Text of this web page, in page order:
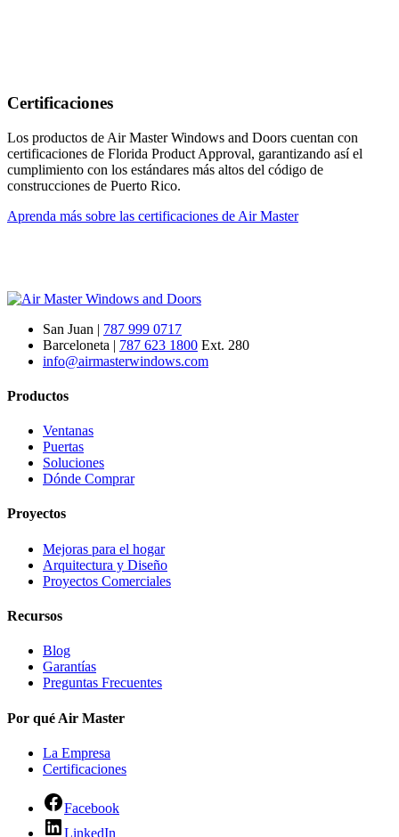
Certificaciones
Los productos de Air Master Windows and Doors cuentan con
certificaciones de Florida Product Approval, garantizando así el
cumplimiento con los estándares más altos del código de
construcciones de Puerto Rico.
Aprenda más sobre las certificaciones de Air Master
San Juan | 787 999 0717
Barceloneta | 787 623 1800 Ext. 280
info@airmasterwindows.com
Productos
Ventanas
Puertas
Soluciones
Dónde Comprar
Proyectos
Mejoras para el hogar
Arquitectura y Diseño
Proyectos Comerciales
Recursos
Blog
Garantías
Preguntas Frecuentes
Por qué Air Master
La Empresa
Certificaciones
Facebook
LinkedIn